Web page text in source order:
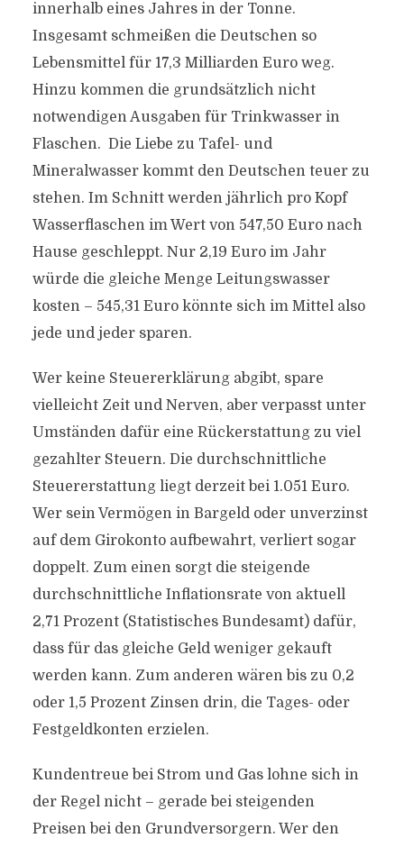
innerhalb eines Jahres in der Tonne.
Insgesamt schmeißen die Deutschen so
Lebensmittel für 17,3 Milliarden Euro weg.
Hinzu kommen die grundsätzlich nicht
notwendigen Ausgaben für Trinkwasser in
Flaschen. Die Liebe zu Tafel- und
Mineralwasser kommt den Deutschen teuer zu
stehen. Im Schnitt werden jährlich pro Kopf
Wasserflaschen im Wert von 547,50 Euro nach
Hause geschleppt. Nur 2,19 Euro im Jahr
würde die gleiche Menge Leitungswasser
kosten – 545,31 Euro könnte sich im Mittel also
jede und jeder sparen.
Wer keine Steuererklärung abgibt, spare
vielleicht Zeit und Nerven, aber verpasst unter
Umständen dafür eine Rückerstattung zu viel
gezahlter Steuern. Die durchschnittliche
Steuererstattung liegt derzeit bei 1.051 Euro.
Wer sein Vermögen in Bargeld oder unverzinst
auf dem Girokonto aufbewahrt, verliert sogar
doppelt. Zum einen sorgt die steigende
durchschnittliche Inflationsrate von aktuell
2,71 Prozent (Statistisches Bundesamt) dafür,
dass für das gleiche Geld weniger gekauft
werden kann. Zum anderen wären bis zu 0,2
oder 1,5 Prozent Zinsen drin, die Tages- oder
Festgeldkonten erzielen.
Kundentreue bei Strom und Gas lohne sich in
der Regel nicht – gerade bei steigenden
Preisen bei den Grundversorgern. Wer den